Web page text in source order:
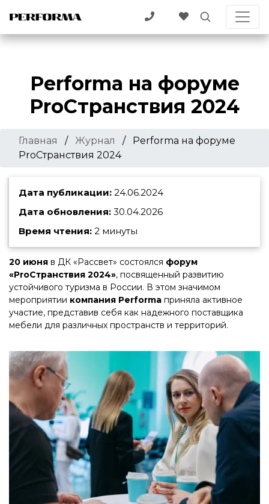
Performa на форуме
ProСтранствия 2024
Главная / Журнал /
Performa на форуме
ProСтранствия 2024
Дата публикации: 24.06.2024
Дата обновления: 30.04.2026
Время чтения: 2 минуты
20 июня в ДК «Рассвет» состоялся форум
«ProСтранствия 2024», посвященный развитию
устойчивого туризма в России. В этом значимом
мероприятии компания Performa приняла активное
участие, представив себя как надежного поставщика
мебели для различных пространств и территорий.